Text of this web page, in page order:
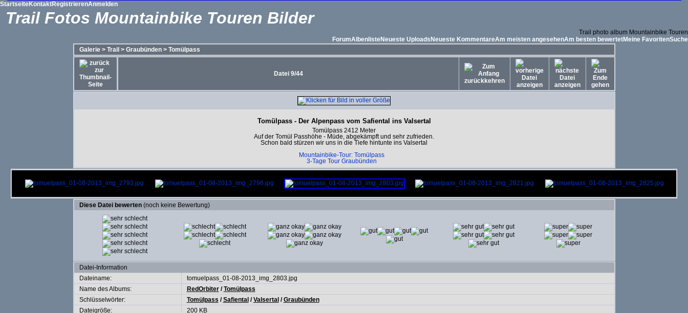
StartseiteKontaktRegistrierenAnmelden
Trail Fotos Mountainbike Touren Bilder
Trail photo album Mountainbike Touren
ForumAlbenlisteNeueste Uploads Neueste KommentareAm meisten angesehenAm besten bewertetMeine FavoritenSuche
Galerie> Trail > Graubünden> Tomülpass
Datei 9/44
Tomülpass - Der Alpenpass vom Safiental ins Valsertal
Tomülpass 2412 Meter
Auf der Tomül Passhöhe - Müde, abgekämpft und sehr zufrieden.
Schon bald stürzen wir uns in die Tiefe hintunte ins Valsertal
Mountainbike-Tour: Tomülpass
3-Tage Tour Graubünden
Diese Datei bewerten(noch keine Bewertung)
Datei-Information
Dateiname:
tomuelpass_01-08-2013_img_2803.jpg
Name des Albums:
RedOrbiter/Tomülpass
Schlüsselwörter:
Tomülpass /Safiental /Valsertal /Graubünden
Dateigröße:
200 KB